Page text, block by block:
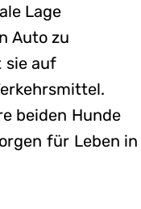
Lage
Auto zu
sie auf
beiden Hunde
für Leben in